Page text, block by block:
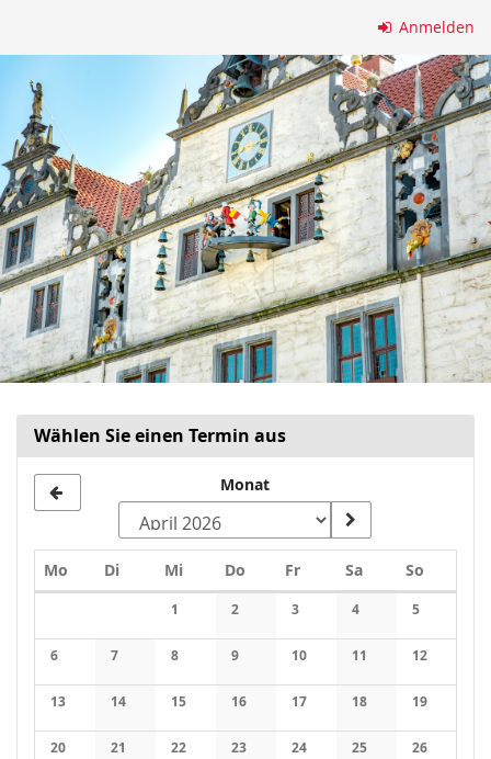
springen
Anmelden
Wählen Sie einen Termin aus
Monat
Mo Montag
DiDienstag
MiMittwoch
Do Donnerstag
FrFreitagSaSamstag
So
1
Keine Veranstaltungen
2
Keine Veranstaltungen
3
Keine Veranstaltungen
4
Keine
5
Keine
6
Keine Veranstaltungen
7
Keine Veranstaltungen
8
Keine Veranstaltungen
9
Keine Veranstaltungen
10
Keine Veranstaltungen
11
Keine
12
Keine
13
Keine Veranstaltungen
14
Keine Veranstaltungen
15
Keine Veranstaltungen
16
Keine Veranstaltungen
17
Keine Veranstaltungen
18
Keine
19
Keine
20 21 22 23 24 25 26